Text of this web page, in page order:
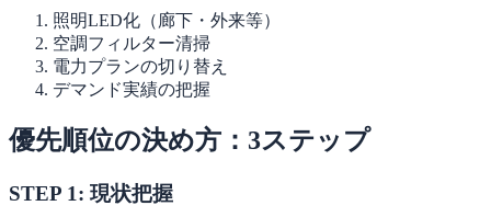
照明LED化（廊下・外来等）
空調フィルター清掃
電力プランの切り替え
デマンド実績の把握
優先順位の決め方：3ステップ
STEP 1: 現状把握